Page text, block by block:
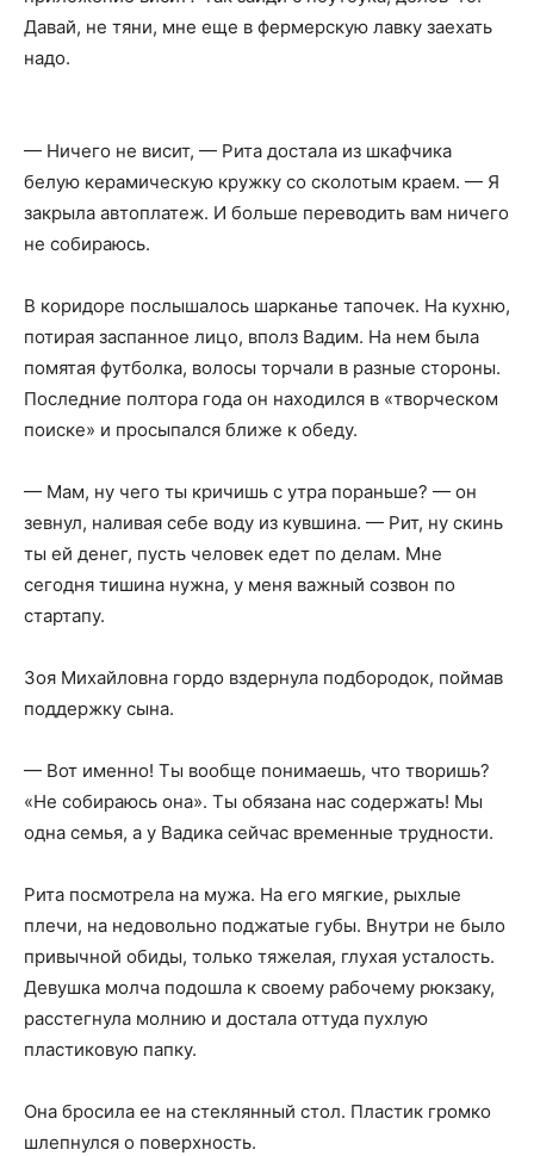
Давай, не тяни, мне еще в фермерскую лавку заехать
надо.
— Ничего не висит, — Рита достала из шкафчика
белую керамическую кружку со сколотым краем. — Я
закрыла автоплатеж. И больше переводить вам ничего
не собираюсь.
В коридоре послышалось шарканье тапочек. На кухню,
потирая заспанное лицо, вполз Вадим. На нем была
помятая футболка, волосы торчали в разные стороны.
Последние полтора года он находился в «творческом
поиске» и просыпался ближе к обеду.
— Мам, ну чего ты кричишь с утра пораньше? — он
зевнул, наливая себе воду из кувшина. — Рит, ну скинь
ты ей денег, пусть человек едет по делам. Мне
сегодня тишина нужна, у меня важный созвон по
стартапу.
Зоя Михайловна гордо вздернула подбородок, поймав
поддержку сына.
— Вот именно! Ты вообще понимаешь, что творишь?
«Не собираюсь она». Ты обязана нас содержать! Мы
одна семья, а у Вадика сейчас временные трудности.
Рита посмотрела на мужа. На его мягкие, рыхлые
плечи, на недовольно поджатые губы. Внутри не было
привычной обиды, только тяжелая, глухая усталость.
Девушка молча подошла к своему рабочему рюкзаку,
расстегнула молнию и достала оттуда пухлую
пластиковую папку.
Она бросила ее на стеклянный стол. Пластик громко
шлепнулся о поверхность.